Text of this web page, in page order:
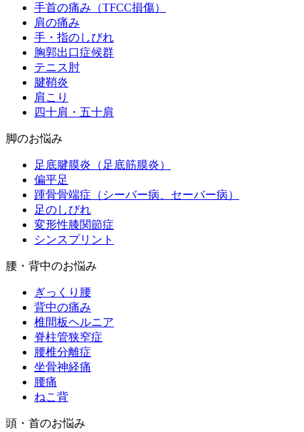
手首の痛み（TFCC損傷）
肩の痛み
手・指のしびれ
胸郭出口症候群
テニス肘
腱鞘炎
肩こり
四十肩・五十肩
脚のお悩み
足底腱膜炎（足底筋膜炎）
偏平足
踵骨骨端症（シーバー病、セーバー病）
足のしびれ
変形性膝関節症
シンスプリント
腰・背中のお悩み
ぎっくり腰
背中の痛み
椎間板ヘルニア
脊柱管狭窄症
腰椎分離症
坐骨神経痛
腰痛
ねこ背
頭・首のお悩み